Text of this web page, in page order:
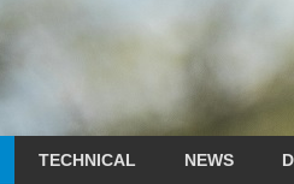
TECHNICAL NEWS